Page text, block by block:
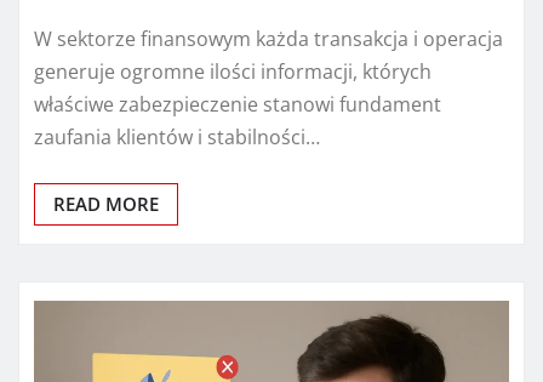
W sektorze finansowym każda transakcja i operacja
generuje ogromne ilości informacji, których
właściwe zabezpieczenie stanowi fundament
zaufania klientów i stabilności…
READ MORE